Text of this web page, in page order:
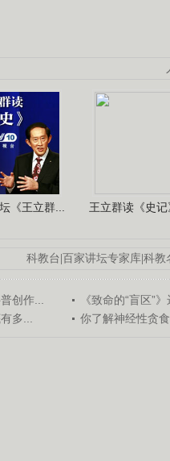
《王立群... 王立群读《史
科教台 百家讲坛专家库 科教
创作...
《致命的“盲区”
多...
你了解神经性贪